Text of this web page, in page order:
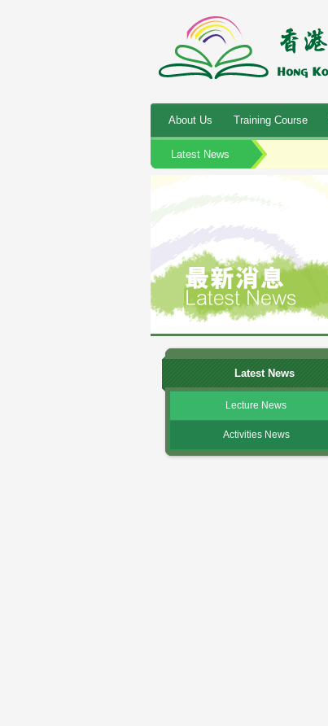
About Us Training Course
Latest News
Latest News
Lecture News
Activities News